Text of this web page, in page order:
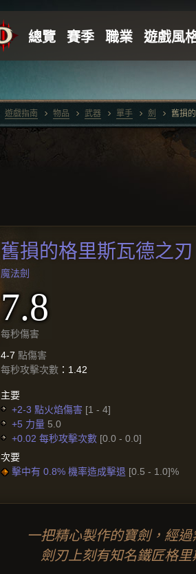
舊損的格里斯瓦德之刃
魔法劍
7.8
每秒傷害
4-7 點傷害
每秒攻擊次數 ：1.42
主要
+2-3 點火焰傷害 [1 - 4]
+5 力量 5.0
+0.02 每秒攻擊次數 [0.0 - 0.0]
次要
擊中有 0.8% 機率造成擊退 [0.5 - 1.0]%
一把精心製作的寶劍，經
劍刃上刻有知名鐵匠格
遊戲指南 物品 武器 單手 劍 舊損